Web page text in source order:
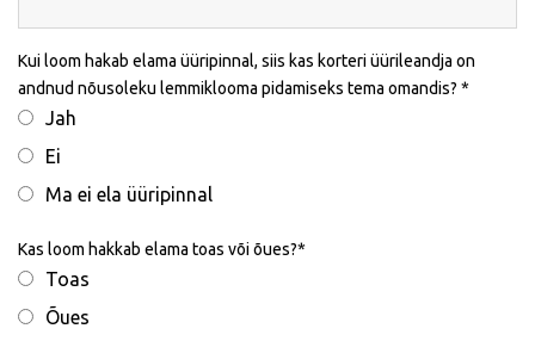
Kui loom hakab elama üüripinnal, siis kas korteri üürileandja on
andnud nõusoleku lemmiklooma pidamiseks tema omandis?
Jah
Ei
Ma ei ela üüripinnal
Kas loom hakkab elama toas või õues?
Toas
Õues